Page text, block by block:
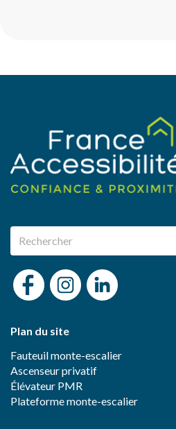
Plan du site
Fauteuil monte-escalier
Ascenseur privatif
Élévateur PMR
Plateforme monte-escalier